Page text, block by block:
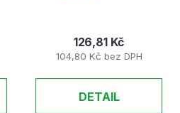
104,80 Kč bez DPH
126,81 Kč
DETAIL